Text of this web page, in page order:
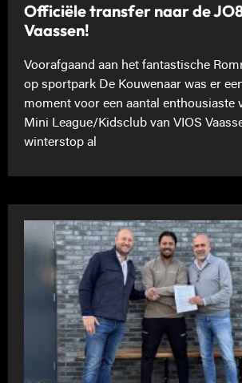
Officiële transfer naar de
Vaassen!
Voorafgaand aan het fantastische
op sportpark De Kouwenaar was er
moment voor een aantal enthousiaste
Mini League/Kidsclub van VIOS
winterstop al